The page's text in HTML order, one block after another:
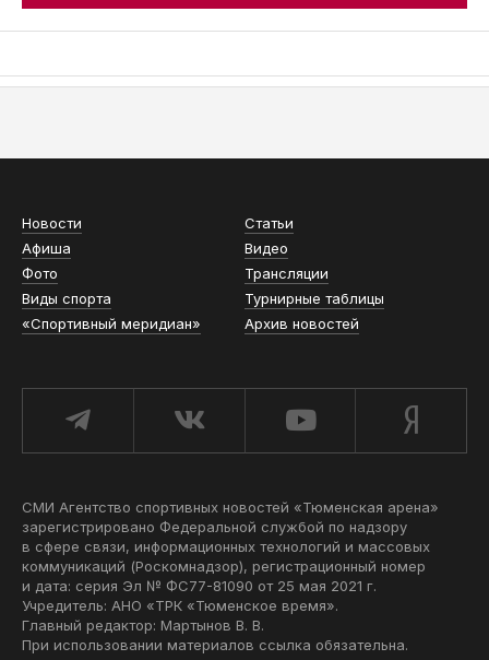
Новости
Статьи
Афиша
Видео
Фото
Трансляции
Виды спорта
Турнирные таблицы
«Спортивный меридиан»
Архив новостей
СМИ Агентство спортивных новостей «Тюменская арена»
зарегистрировано Федеральной службой по надзору
в сфере связи, информационных технологий и массовых
коммуникаций (Роскомнадзор), регистрационный номер
и дата: серия Эл № ФС77-81090 от 25 мая 2021 г.
Учредитель: АНО «ТРК «Тюменское время».
Главный редактор: Мартынов В. В.
При использовании материалов ссылка обязательна.